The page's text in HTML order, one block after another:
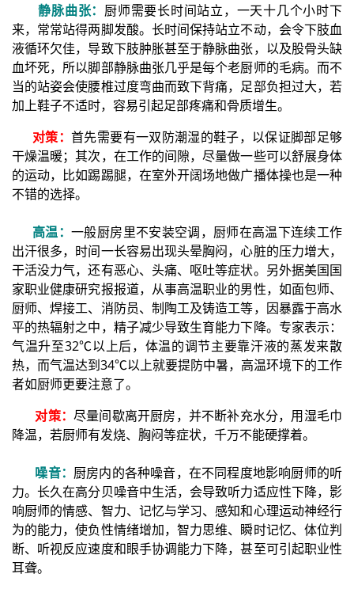
静脉曲张： 厨师需要长时间站立，一天十几个小时下
来，常常站得两脚发酸。长时间保持站立不动，会令下肢血
液循环欠佳，导致下肢肿胀甚至于静脉曲张，以及股骨头缺
血坏死，所以脚部静脉曲张几乎是每个老厨师的毛病。而不
当的站姿会使腰椎过度弯曲而致下背痛，足部负担过大，若
加上鞋子不适时，容易引起足部疼痛和骨质增生。
对策：首先需要有一双防潮湿的鞋子，以保证脚部足够
干燥温暖；其次，在工作的间隙，尽量做一些可以舒展身体
的运动，比如踢踢腿，在室外开阔场地做广播体操也是一种
不错的选择。
高温：一般厨房里不安装空调，厨师在高温下连续工作
出汗很多，时间一长容易出现头晕胸闷，心脏的压力增大，
干活没力气，还有恶心、头痛、呕吐等症状。另外据美国国
家职业健康研究报报道，从事高温职业的男性，如面包师、
厨师、焊接工、消防员、制陶工及铸造工等，因暴露于高水
平的热辐射之中，精子减少导致生育能力下降。专家表示：
气温升至32℃以上后，体温的调节主要靠汗液的蒸发来散
热，而气温达到34℃以上就要提防中暑，高温环境下的工作
者如厨师更要注意了。
对策：尽量间歇离开厨房，并不断补充水分，用湿毛巾
降温，若厨师有发烧、胸闷等症状，千万不能硬撑着。
噪音： 厨房内的各种噪音，在不同程度地影响厨师的听
力。长久在高分贝噪音中生活，会导致听力适应性下降，影
响厨师的情感、智力、记忆与学习、感知和心理运动神经行
为的能力，使负性情绪增加，智力思维、瞬时记忆、体位判
断、听视反应速度和眼手协调能力下降，甚至可引起职业性
耳聋。